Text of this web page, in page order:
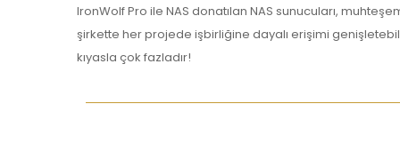
IronWolf Pro ile NAS donatılan NAS sunucuları,
şirkette her projede işbirliğine dayalı erişimi
kıyasla çok fazladır!